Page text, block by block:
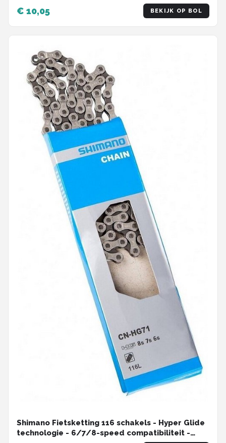
€ 10,05 BEKIJK OP BOL
Shimano Fietsketting 116 schakels - Hyper Glide
technologie - 6/7/8-speed compatibiliteit -